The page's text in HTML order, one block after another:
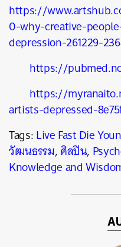
https://
0-why-creative-
depression-261229-
https://
https://
artists-depressed-
Tags:Live Fast Die
วัฒนธรรม,ศิลปิน,
Knowledge and